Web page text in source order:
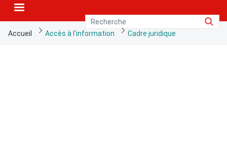
FilAccueil Accès à l'information Cadre juridique